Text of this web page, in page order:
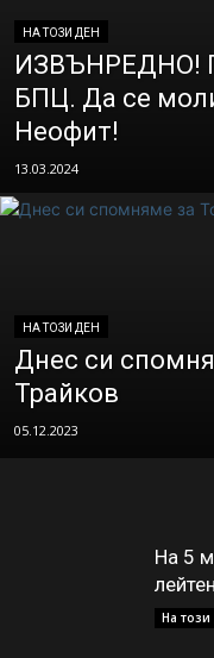
НА ТОЗИ ДЕН
ИЗВЪНРЕДНО!
БПЦ. Да се
Неофит!
13.03.2024
НА ТОЗИ ДЕН
Днес си
Трайков
05.12.2023
На 5
На този